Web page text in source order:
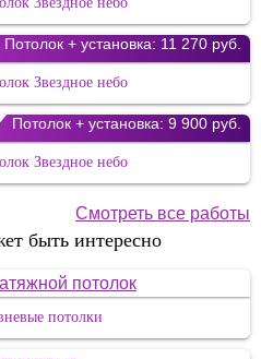
Потолок + установка: 11 270 руб.
Звездное небо
Потолок + установка: 9 900 руб.
Звездное небо
Смотреть все работы
быть интересно
потолки